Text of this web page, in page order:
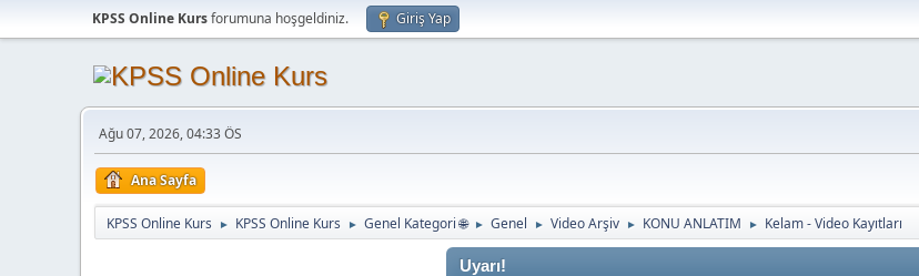
KPSS Online Kursforumuna hoşgeldiniz. Giriş Yap
Ağu 07, 2026, 04:33 ÖS
Ana Sayfa
KPSS Online Kurs ► KPSS Online Kurs ► Genel Kategori 🌐 ► Genel ► Video Arşiv ► KONU ANLATIM ► Kelam - Video Kayıtları
Uyarı!